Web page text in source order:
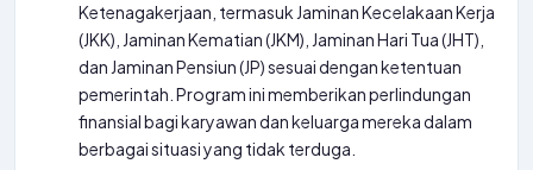
Ketenagakerjaan, termasuk Jaminan Kecelakaan Kerja
(JKK), Jaminan Kematian (JKM), Jaminan Hari Tua (JHT),
dan Jaminan Pensiun (JP) sesuai dengan ketentuan
pemerintah. Program ini memberikan perlindungan
finansial bagi karyawan dan keluarga mereka dalam
berbagai situasi yang tidak terduga.